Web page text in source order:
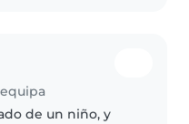
de un niño, y